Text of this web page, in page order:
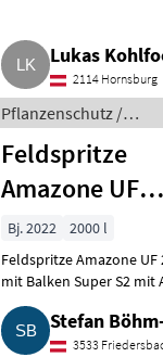
Lukas
2114 Hornsburg
Pflanzenschutz /
Feldspritzen
Feldspritze
Amazone UF
2.002 27 m mit
Bj. 2022
2000 l
Feldspritze Amazone UF
mit Balken Super S2 mit
m, reduzierbar auf 21 m und 15
m, AmaSwitch
Einzeldüsenschaltung,
Stefan
3533